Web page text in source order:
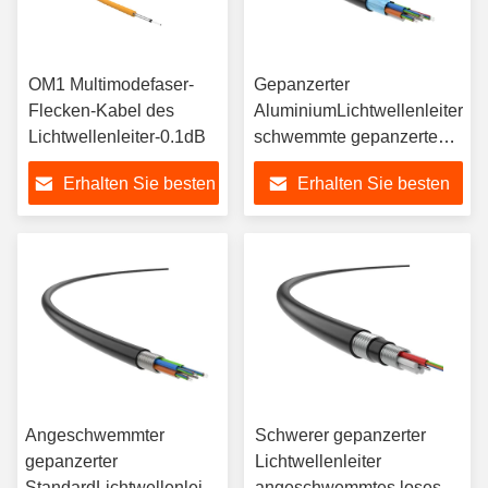
OM1 Multimodefaser-
Flecken-Kabel des
Lichtwellenleiter-0.1dB
Erhalten Sie besten
Gepanzerter
AluminiumLichtwellenleiter
schwemmte gepanzertes
LWL - Kabel an
Erhalten Sie besten
Angeschwemmter
gepanzerter
Schwerer gepanzerter
Lichtwellenleiter